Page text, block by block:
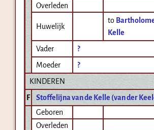
Overleden
Huwelijk
to
Kelle
Vader
?
Moeder
?
KINDEREN
F
Stoffelijna van de Kelle (van der
Geboren
Overleden